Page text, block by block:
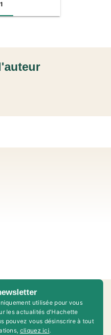
1
utilisée pour vous
les actualités d'Hachette
pouvez vous désinscrire à tout
cliquez ici.